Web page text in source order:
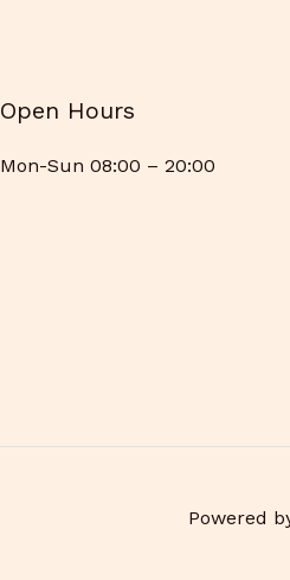
Open Hours
Mon-Sun 08:00 – 20:00
Powered